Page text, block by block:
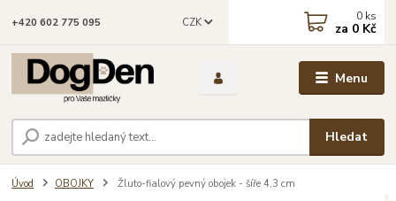
Menu
CZK
Hledat
+420 602 775 095 0 ks
za 0 Kč
Úvod OBOJKY Žluto-fialový pevný obojek - šíře 4,3 cm